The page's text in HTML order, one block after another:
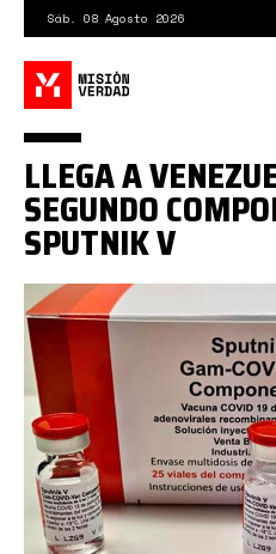
contenido
principal
Sáb. 08 Agosto 2026
LLEGA A
SEGUNDO
SPUTNIK V